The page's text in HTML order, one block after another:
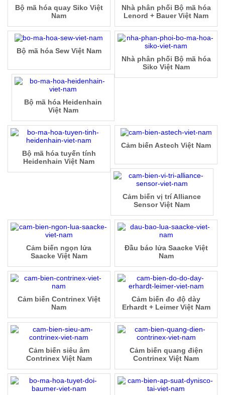
Nhà phân phối Bộ mã hóa
Lenord + Bauer Việt Nam
Bộ mã hóa quay Siko Việt
Nam
Nhà phân phối Bộ mã hóa
Siko Việt Nam
Bộ mã hóa Sew Việt Nam
Bộ mã hóa Heidenhain
Việt Nam
Bộ mã hóa tuyến tính
Heidenhain Việt Nam
Cảm biến Astech Việt Nam
Cảm biến vị trí Alliance
Sensor Việt Nam
Đầu báo lửa Saacke Việt
Nam
Cảm biến ngọn lửa
Saacke Việt Nam
Cảm biến đo độ dày
Erhardt + Leimer Việt Nam
Cảm biến Contrinex Việt
Nam
Cảm biến quang điện
Contrinex Việt Nam
Cảm biến siêu âm
Contrinex Việt Nam